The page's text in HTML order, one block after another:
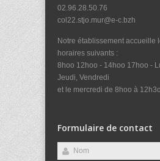
02.96.28.50.76
col22.stjo.mur@e-c.bzh
Notre établissement accueille
horaires suivants :
8hoo 12hoo - 14hoo 17hoo -
Jeudi, Vendredi
et le mercredi de 8hoo à 12h3o
Formulaire de contact